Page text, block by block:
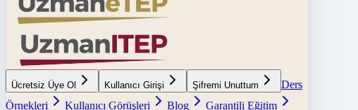
Ücretsiz Üye Ol Kullanıcı Girişi Şifremi Unuttum
Ders
Örnekleri
Kullanıcı Görüşleri Blog
Garantili Eğitim